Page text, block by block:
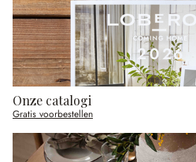
Onze catalogi
Gratis voorbestellen